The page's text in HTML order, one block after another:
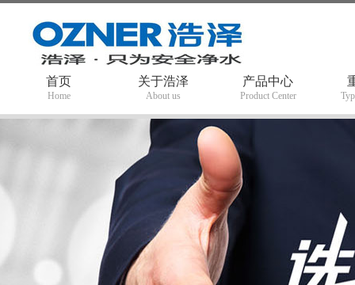
首页
Home
关于浩泽
About us
产品中心
Product Center